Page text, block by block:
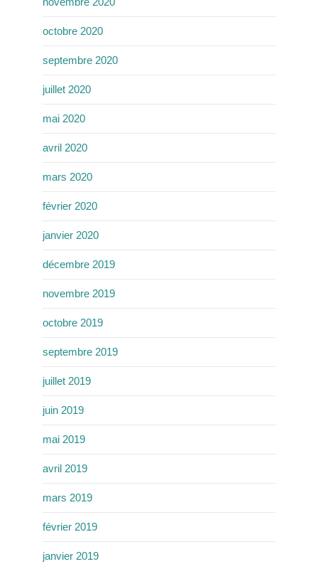
octobre 2020
septembre 2020
juillet 2020
mai 2020
avril 2020
mars 2020
février 2020
janvier 2020
décembre 2019
novembre 2019
octobre 2019
septembre 2019
juillet 2019
juin 2019
mai 2019
avril 2019
mars 2019
février 2019
janvier 2019